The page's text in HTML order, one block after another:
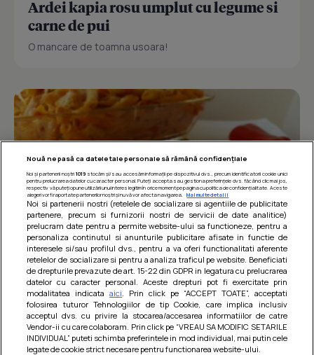
Ardei kapia rosu umplut cu legume si
carne de pui
O mancare de toamna usoara!
Paste integrale cu carne de pui in sos
de rosii
O mancare usoara, satioasa si gustoasa! Retete
dietetice
Nouă ne pasă ca datele tale personale să rămână confidențiale
Noi și partenerii noștri 1019stocăm și/sau accesăm informații pe dispozitivul dvs., precum identificatorii cookie unici
pentru prelucrarea datelor cu caracter personal. Puteți accepta sau gestiona preferințele dvs. făcând clic mai jos,
respectiv vă puteți opune utilizării unui interes legitim în orice moment pe pagina cu politica de confidențialitate. Aceste
alegeri vor fi raportate partenerilor noștri și nu vă vor afecta navigarea.
Mai multe detalii
Noi si partenerii nostri (retelele de socializare si agentiile de publicitate
partenere, precum si furnizorii nostri de servicii de date analitice)
prelucram date pentru a permite website-ului sa functioneze, pentru a
personaliza continutul si anunturile publicitare afisate in functie de
interesele si/sau profilul dvs., pentru a va oferi functionalitati aferente
retelelor de socializare si pentru a analiza traficul pe website. Beneficiati
de drepturile prevazute de art. 15-22 din GDPR in legatura cu prelucrarea
datelor cu caracter personal. Aceste drepturi pot fi exercitate prin
modalitatea indicataaici . Prin click pe “ACCEPT TOATE”, acceptati
folosirea tuturor Tehnologiilor de tip Cookie, care implica inclusiv
acceptul dvs. cu privire la stocarea/accesarea informatiilor de catre
Vendor-ii cu care colaboram. Prin click pe “VREAU SA MODIFIC SETARILE
INDIVIDUAL” puteti schimba preferintele in mod individual, mai putin cele
legate de cookie strict necesare pentru functionarea website-ului.